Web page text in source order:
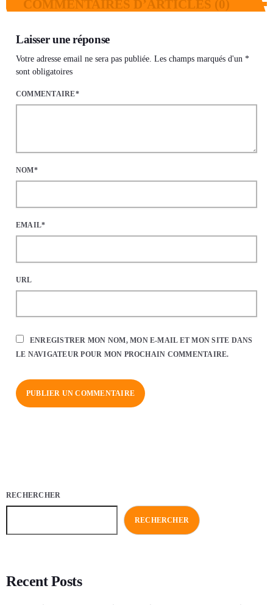
COMMENTAIRES D’ARTICLES (0)
Laisser une réponse
Votre adresse email ne sera pas publiée. Les champs marqués d'un *
sont obligatoires
COMMENTAIRE*
NOM*
EMAIL*
URL
ENREGISTRER MON NOM, MON E-MAIL ET MON SITE DANS
LE NAVIGATEUR POUR MON PROCHAIN COMMENTAIRE.
RECHERCHER
RECHERCHER
Recent Posts